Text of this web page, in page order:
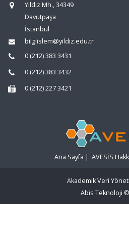
Yıldız Mh., 34349
Davutpaşa
İstanbul
bilgiislem@yildiz.edu.tr
0 (212) 383 3431
0 (212) 383 3432
0 (212) 227 3421
Ana Sayfa | AVESİS
Akademik Veri
Abis Teknoloji